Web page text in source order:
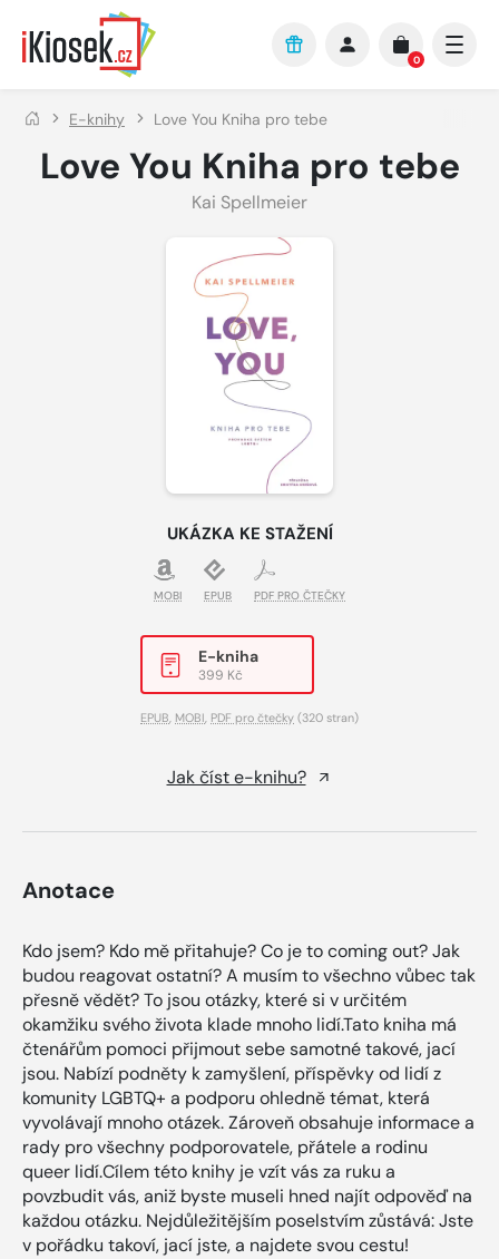
Přejít na hlavní obsah
0
E-knihy Love You Kniha pro tebe
Love You Kniha pro tebe
Kai Spellmeier
UKÁZKA KE STAŽENÍ
MOBI EPUB PDF PRO ČTEČKY
E-kniha
399 Kč
EPUB, MOBI, PDF pro čtečky (320 stran)
Jak číst e-knihu?
Anotace
Kdo jsem? Kdo mě přitahuje? Co je to coming out? Jak
budou reagovat ostatní? A musím to všechno vůbec tak
přesně vědět? To jsou otázky, které si v určitém
okamžiku svého života klade mnoho lidí.Tato kniha má
čtenářům pomoci přijmout sebe samotné takové, jací
jsou. Nabízí podněty k zamyšlení, příspěvky od lidí z
komunity LGBTQ+ a podporu ohledně témat, která
vyvolávají mnoho otázek. Zároveň obsahuje informace a
rady pro všechny podporovatele, přátele a rodinu
queer lidí.Cílem této knihy je vzít vás za ruku a
povzbudit vás, aniž byste museli hned najít odpověď na
každou otázku. Nejdůležitějším poselstvím zůstává: Jste
v pořádku takoví, jací jste, a najdete svou cestu!